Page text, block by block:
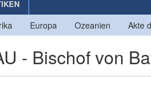
Europa Ozeanien Akte
- Bischof von